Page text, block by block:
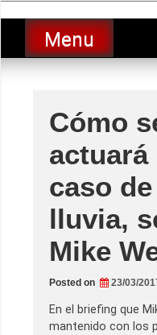
to
contentLucio
Menu
Cómo
actuará
caso de
lluvia,
Mike
Posted on 23/03/
En el briefing que
mantenido con los